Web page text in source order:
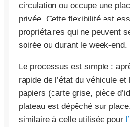
circulation ou occupe une
privée. Cette flexibilité est
propriétaires qui ne peuvent
soirée ou durant le week-end.
Le processus est simple :
rapide de l’état du véhicule
papiers (carte grise, pièce
plateau est dépêché sur
similaire à celle utilisée pour